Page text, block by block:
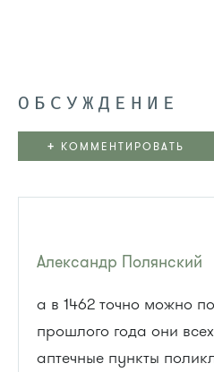
ОБСУЖДЕНИЕ
+ КОММЕНТИРОВАТЬ
Александр Полянский
а в 1462 точно можно
прошлого года они
аптечные пункты